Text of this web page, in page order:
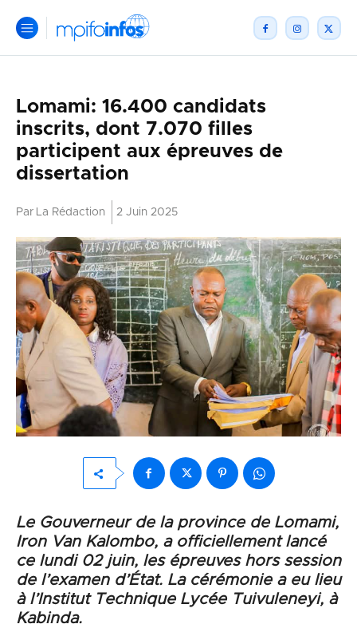
Lomami: 16.400 candidats
inscrits, dont 7.070 filles
participent aux épreuves de
dissertation
Par La Rédaction 2 Juin 2025
Le Gouverneur de la province de Lomami,
Iron Van Kalombo, a officiellement lancé
ce lundi 02 juin, les épreuves hors session
de l’examen d’État. La cérémonie a eu lieu
à l’Institut Technique Lycée Tuivuleneyi, à
Kabinda.